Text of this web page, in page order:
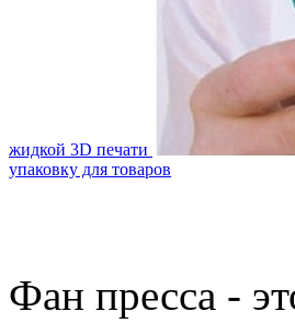
жидкой 3D печати
упаковку для товаров
Фан пресса -